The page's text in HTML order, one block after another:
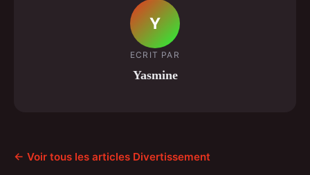
Y
ECRIT PAR
Yasmine
← Voir tous les articles Divertissement